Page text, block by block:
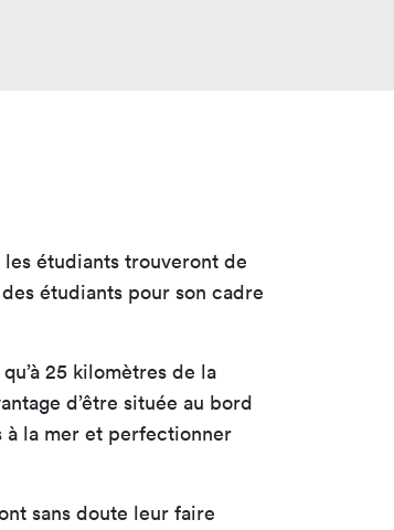
étudiants trouveront de
étudiants pour son cadre
25 kilomètres de la
d’être située au bord
à la mer et perfectionner
sans doute leur faire